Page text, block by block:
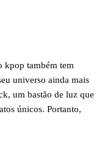
kpop também tem
universo ainda mais
um bastão de luz que
únicos. Portanto,